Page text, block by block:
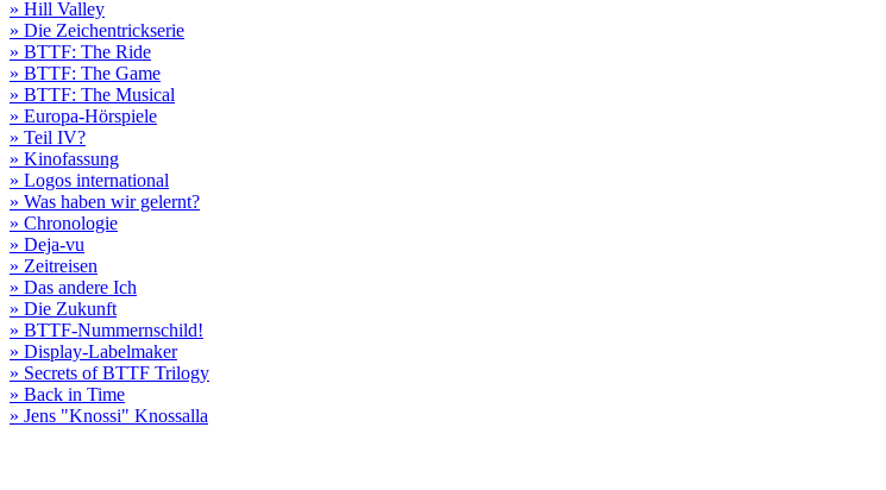
» Hill Valley
» Die Zeichentrickserie
» BTTF: The Ride
» BTTF: The Game
» BTTF: The Musical
» Europa-Hörspiele
» Teil IV?
» Kinofassung
» Logos international
» Was haben wir gelernt?
» Chronologie
» Deja-vu
» Zeitreisen
» Das andere Ich
» Die Zukunft
» BTTF-Nummernschild!
» Display-Labelmaker
» Secrets of BTTF Trilogy
» Back in Time
» Jens "Knossi" Knossalla